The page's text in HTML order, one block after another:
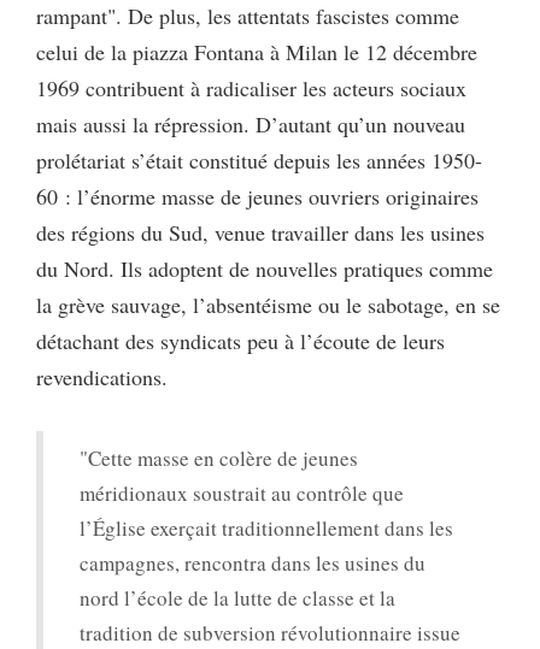
rampant". De plus, les attentats fascistes comme
celui de la piazza Fontana à Milan le 12 décembre
1969 contribuent à radicaliser les acteurs sociaux
mais aussi la répression. D’autant qu’un nouveau
prolétariat s’était constitué depuis les années 1950-
60 : l’énorme masse de jeunes ouvriers originaires
des régions du Sud, venue travailler dans les usines
du Nord. Ils adoptent de nouvelles pratiques comme
la grève sauvage, l’absentéisme ou le sabotage, en se
détachant des syndicats peu à l’écoute de leurs
revendications.
"Cette masse en colère de jeunes
méridionaux soustrait au contrôle que
l’Église exerçait traditionnellement dans les
campagnes, rencontra dans les usines du
nord l’école de la lutte de classe et la
tradition de subversion révolutionnaire issue